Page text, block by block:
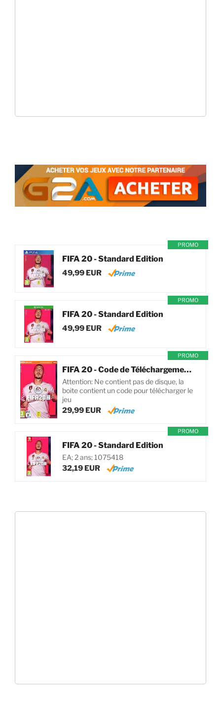
PROMO
FIFA 20 - Standard Edition
49,99 EUR
PROMO
FIFA 20 - Standard Edition
49,99 EUR
PROMO
FIFA 20 - Code de Téléchargement pour PC
Attention: Ne contient pas de disque, la
boite contient un code pour télécharger le
jeu
29,99 EUR
PROMO
FIFA 20 - Standard Edition
EA; 2 ans; 1075418
32,19 EUR